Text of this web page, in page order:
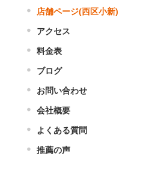
店舗ページ(西区小新)
アクセス
料金表
ブログ
お問い合わせ
会社概要
よくある質問
推薦の声